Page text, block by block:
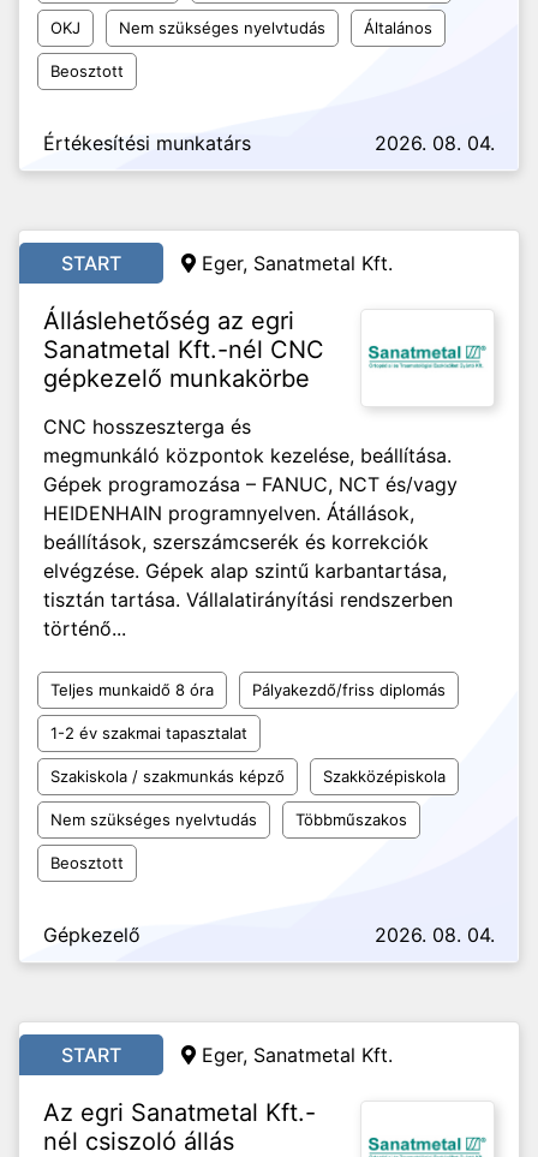
OKJ Nem szükséges nyelvtudás Általános
Beosztott
Értékesítési munkatárs 2026. 08. 04.
START Eger, Sanatmetal Kft.
Álláslehetőség az egri
Sanatmetal Kft.-nél CNC
gépkezelő munkakörbe
CNC hosszeszterga és
megmunkáló központok kezelése, beállítása.
Gépek programozása – FANUC, NCT és/vagy
HEIDENHAIN programnyelven. Átállások,
beállítások, szerszámcserék és korrekciók
elvégzése. Gépek alap szintű karbantartása,
tisztán tartása. Vállalatirányítási rendszerben
történő...
Teljes munkaidő 8 óra Pályakezdő/friss diplomás
1-2 év szakmai tapasztalat
Szakiskola / szakmunkás képző Szakközépiskola
Nem szükséges nyelvtudás Többműszakos
Beosztott
Gépkezelő 2026. 08. 04.
START Eger, Sanatmetal Kft.
Az egri Sanatmetal Kft.-
nél csiszoló állás